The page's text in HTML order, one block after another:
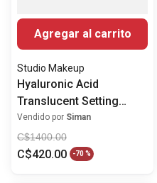
Agregar al carrito
Studio Makeup
Hyaluronic Acid
Translucent Setting
Powder
Vendido por Siman
C$1400.00
C$420.00 -70 %